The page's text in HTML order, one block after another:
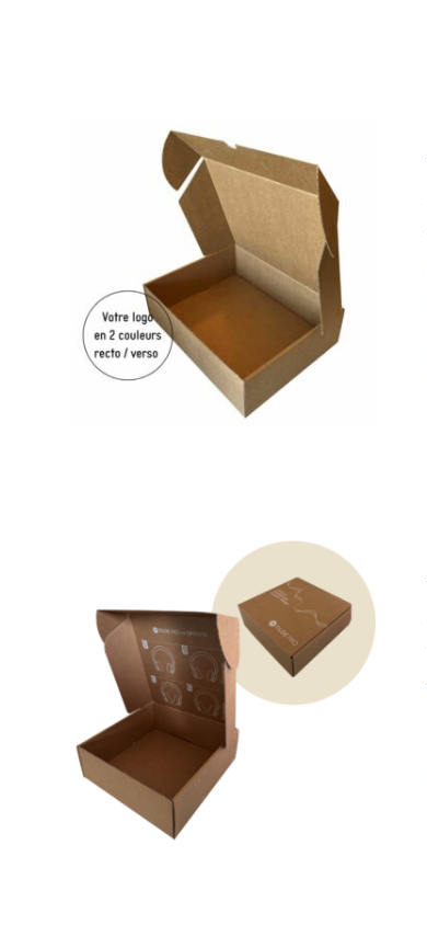
AJOUTER AU PANIER
APERÇU
AJOUTER AU PANIER
APERÇU